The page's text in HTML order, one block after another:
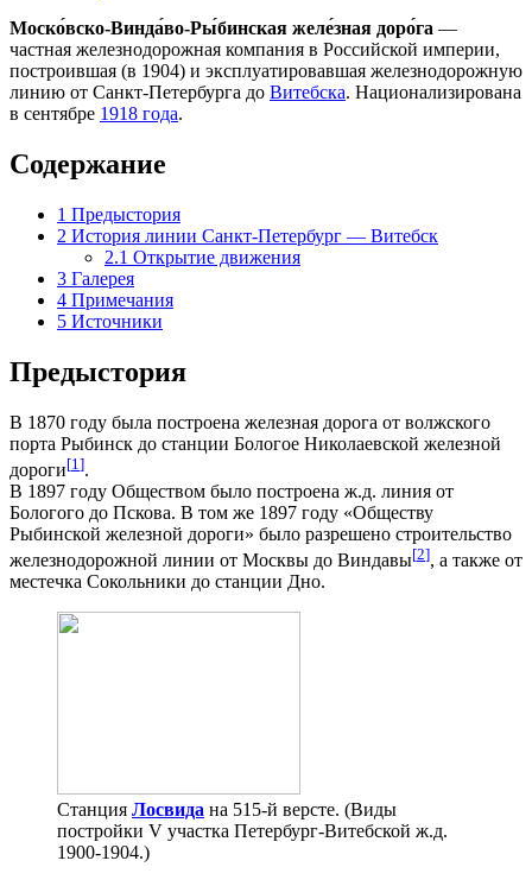
Моско́вско-Винда́во-Ры́бинская желе́зная доро́га —
частная железнодорожная компания в Российской империи,
построившая (в 1904) и эксплуатировавшая железнодорожную
линию от Санкт-Петербурга до Витебска. Национализирована
в сентябре 1918 года.
Содержание
1 Предыстория
2 История линии Санкт-Петербург — Витебск
2.1 Открытие движения
3 Галерея
4 Примечания
5 Источники
Предыстория
В 1870 году была построена железная дорога от волжского
порта Рыбинск до станции Бологое Николаевской железной
дороги[1 ].
В 1897 году Обществом было построена ж.д. линия от
Бологого до Пскова. В том же 1897 году «Обществу
Рыбинской железной дороги» было разрешено строительство
железнодорожной линии от Москвы до Виндавы[2], а также от
местечка Сокольники до станции Дно.
Станция Лосвида на 515-й версте. (Виды
постройки V участка Петербург-Витебской ж.д.
1900-1904.)